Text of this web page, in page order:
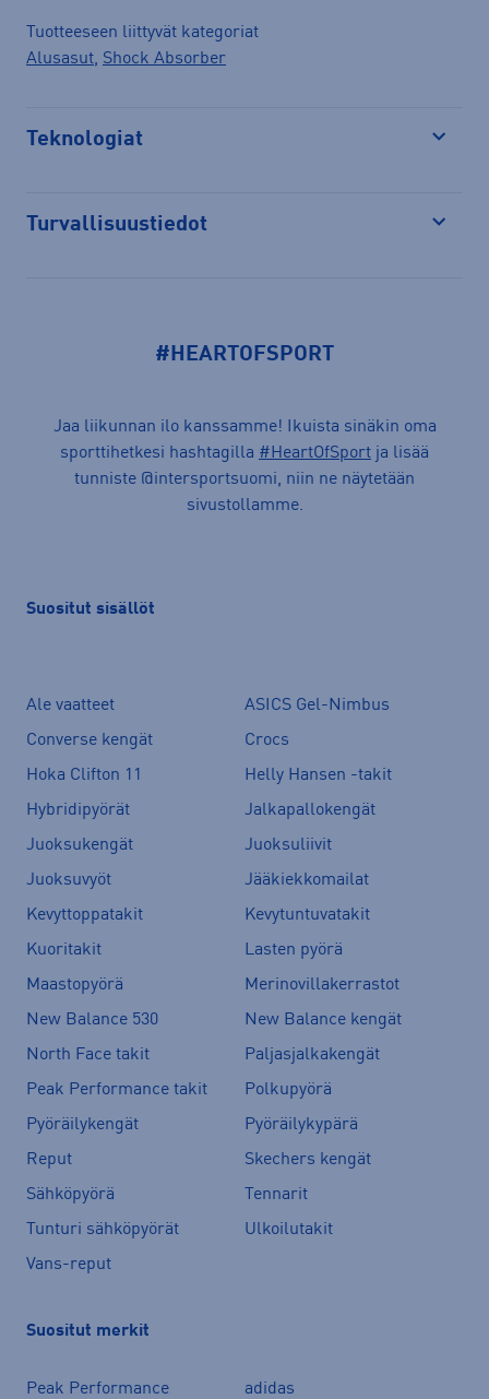
Tuotteeseen liittyvät kategoriat
Alusasut, Shock Absorber
Teknologiat
Turvallisuustiedot
#HEARTOFSPORT
Jaa liikunnan ilo kanssamme! Ikuista sinäkin oma
sporttihetkesi hashtagilla #HeartOfSport ja lisää
tunniste @intersportsuomi, niin ne näytetään
sivustollamme.
Suositut sisällöt
Ale vaatteet
ASICS Gel-Nimbus
Converse kengät
Crocs
Hoka Clifton 11
Helly Hansen -takit
Hybridipyörät
Jalkapallokengät
Juoksukengät
Juoksuliivit
Juoksuvyöt
Jääkiekkomailat
Kevyttoppatakit
Kevytuntuvatakit
Kuoritakit
Lasten pyörä
Maastopyörä
Merinovillakerrastot
New Balance 530
New Balance kengät
North Face takit
Paljasjalkakengät
Peak Performance takit
Polkupyörä
Pyöräilykengät
Pyöräilykypärä
Reput
Skechers kengät
Sähköpyörä
Tennarit
Tunturi sähköpyörät
Ulkoilutakit
Vans-reput
Suositut merkit
Peak Performance
adidas